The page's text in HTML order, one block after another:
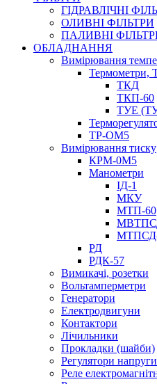
ГІДРАВЛІЧНІ
ОЛИВНІ ФІЛЬТРИ
ПАЛИВНІ
ОБЛАДНАННЯ
Вимірювання
Термометри,
ТКД
ТКП-60
ТУЕ
ТР-ОМ5
Вимірювання тиску
КРМ-0М5
Манометри
ІД-1
МКУ
МТП-60
РД
РДК-57
Вимикачі, розетки
Вольтамперметри
Генератори
Електродвигуни
Контактори
Лічильники
Прокладки (шайби)
Регулятори напруги
Реле